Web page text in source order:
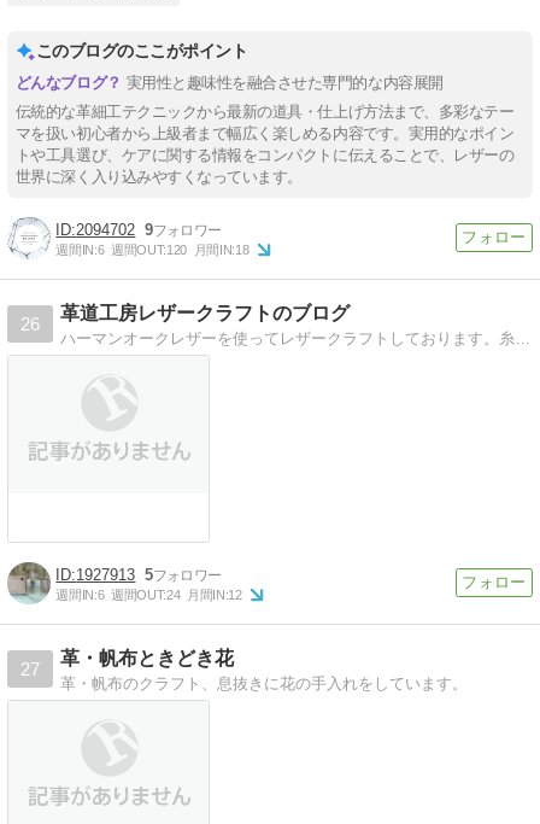
このブログのここがポイント
実用性と趣味性を融合させた専門的な内容展開
伝統的な革細工テクニックから最新の道具・仕上げ方法まで、多彩なテー
マを扱い初心者から上級者まで幅広く楽しめる内容です。実用的なポイン
トや工具選び、ケアに関する情報をコンパクトに伝えることで、レザーの
世界に深く入り込みやすくなっています。
2094702 9
週間IN:6 週間OUT:120 月間IN:18
26
革道工房レザークラフトのブログ
1927913 5
週間IN:6 週間OUT:24 月間IN:12
27
革・帆布ときどき花
革・帆布のクラフト、息抜きに花の手入れをしています。